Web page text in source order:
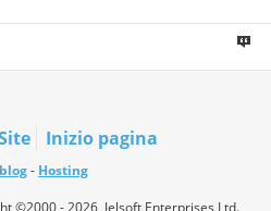
Inizio pagina
- Hosting